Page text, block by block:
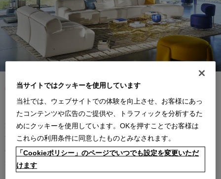
カッシーナは創業以来、インテリアの未来をデザインし続けてきた
家具業界では数少ないリーディングブランドとして知られていま
す。17世紀、イタリアで誕生したカッシーナは、教会の木製チェア
の製造に始まり、その後豪華客船の内装などを手掛け、技術力を確
かなものとしました。1927年にチェーザレ・カッシーナとウンベル
ト・カッシーナによってカッシーナ社が設立されると、5０年代には
当サイトではクッキーを使用しています
当社では、ウェブサイトでの体験を向上させ、お客様にあっ
たコンテンツや広告のご提供や、トラフィックを分析するた
めにクッキーを使用しています。OKを押すことでお客様は
これらの利用条件に同意したものとみなされます。
「Cookieポリシー」のページでいつでも設定を変更いただ
けます